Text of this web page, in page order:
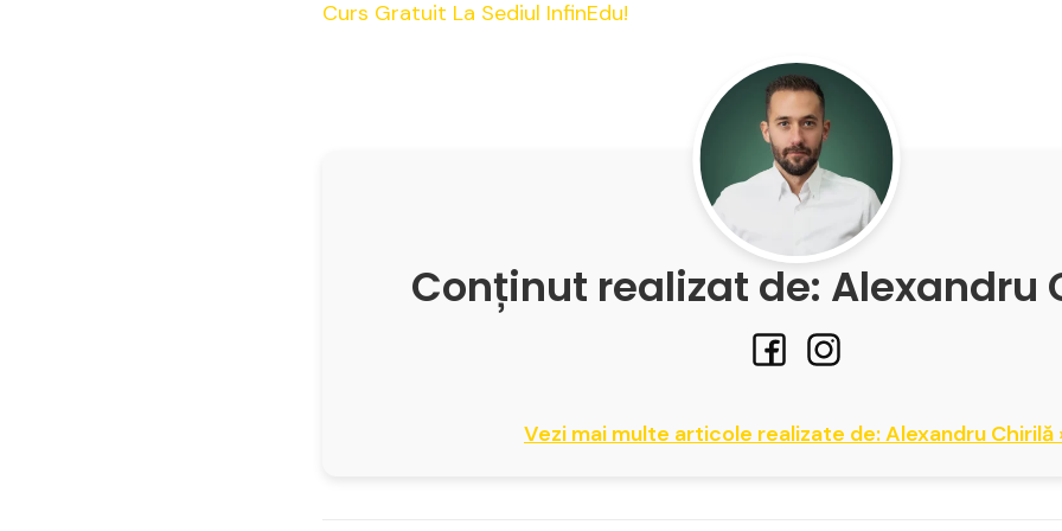
Curs Gratuit La Sediul InfinEdu!
Conținut realizat de: Alexandru
Vezi mai multe articole realizate de: Alexandru Chirilă